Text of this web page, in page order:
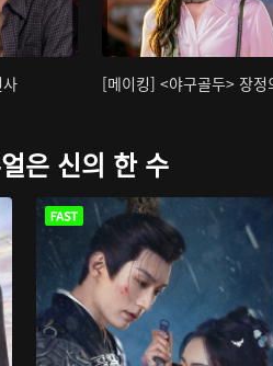
[메이킹] <야구골두> 장정
은 신의 한 수